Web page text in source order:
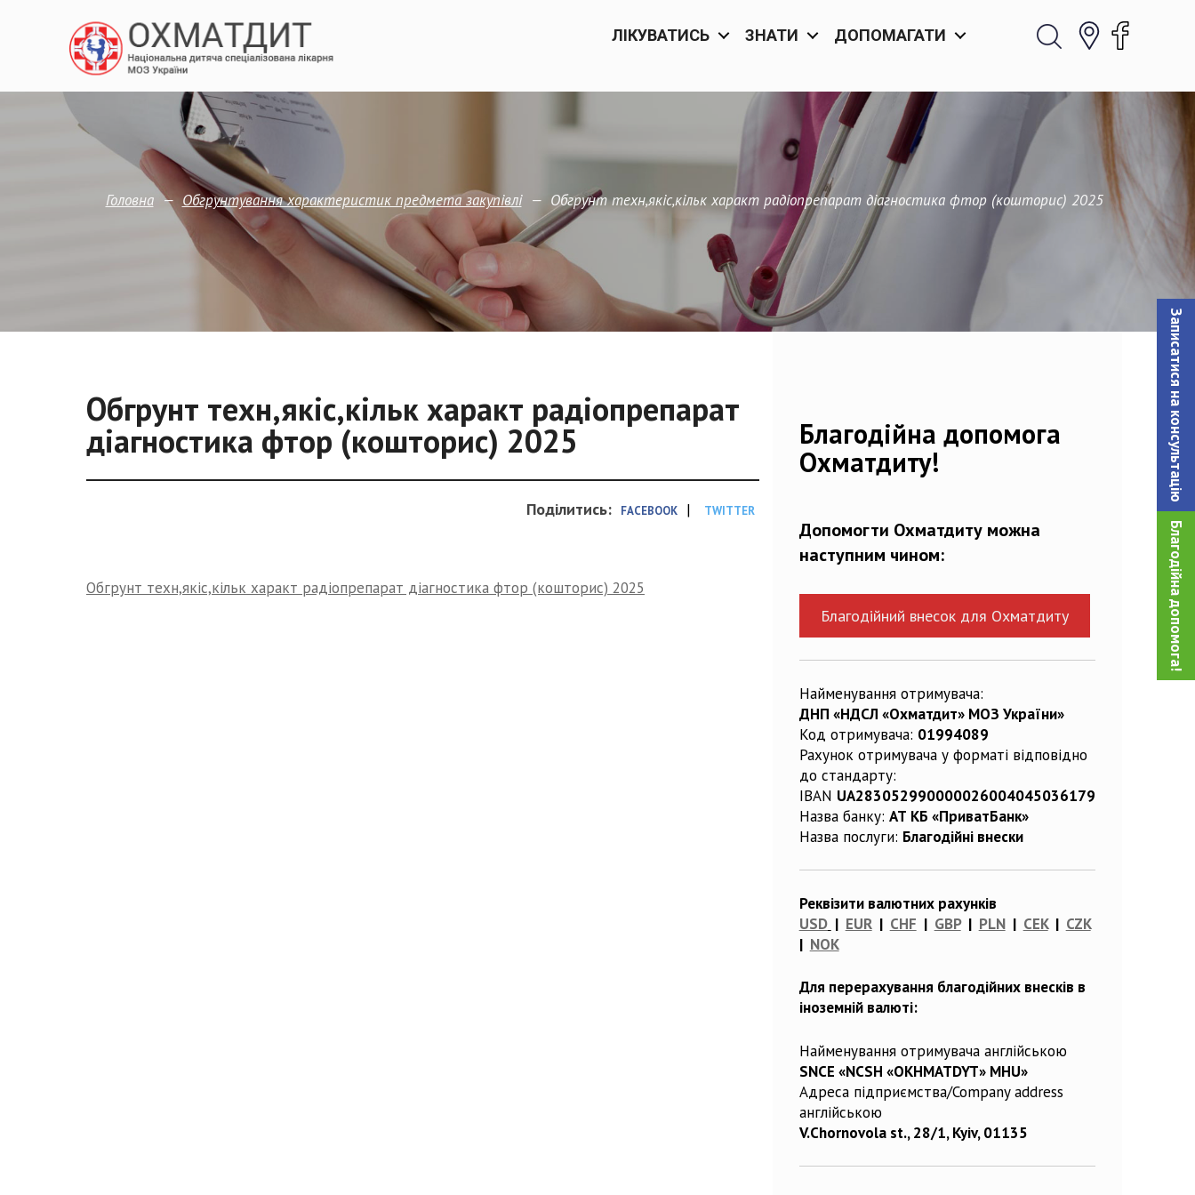
Записатися на консультацiю
Благодійна допомога!
ЛІКУВАТИСЬ ЗНАТИ ДОПОМАГАТИ
Головна — Обгрунтування характеристик предмета закупівлi — Обгрунт техн,якіс,кільк характ радіопрепарат діагностика фтор (кошторис) 2025
Обгрунт техн,якіс,кільк характ радіопрепарат
діагностика фтор (кошторис) 2025
Поділитись: FACEBOOK | TWITTER
Обгрунт техн,якіс,кільк характ радіопрепарат діагностика фтор (кошторис) 2025
Благодійна допомога
Охматдиту!
Допомогти Охматдиту можна
наступним чином:
Благодійний внесок для Охматдиту
Найменування отримувача:
ДНП «НДСЛ «Охматдит» МОЗ України»
Код отримувача: 01994089
Рахунок отримувача у форматі відповідно
до стандарту:
IBAN UA283052990000026004045036179
Назва банку: АТ КБ «ПриватБанк»
Назва послуги: Благодійні внески
Реквізити валютних рахунків
USD | EUR| CHF | GBP| PLN| CEK| CZK
| NOK
Для перерахування благодійних внесків в
іноземній валюті:
Найменування отримувача англійською
SNCE «NCSH «OKHMATDYT» MHU»
Адреса підприємства/Company address
англійською
V.Chornovola st., 28/1, Kyiv, 01135